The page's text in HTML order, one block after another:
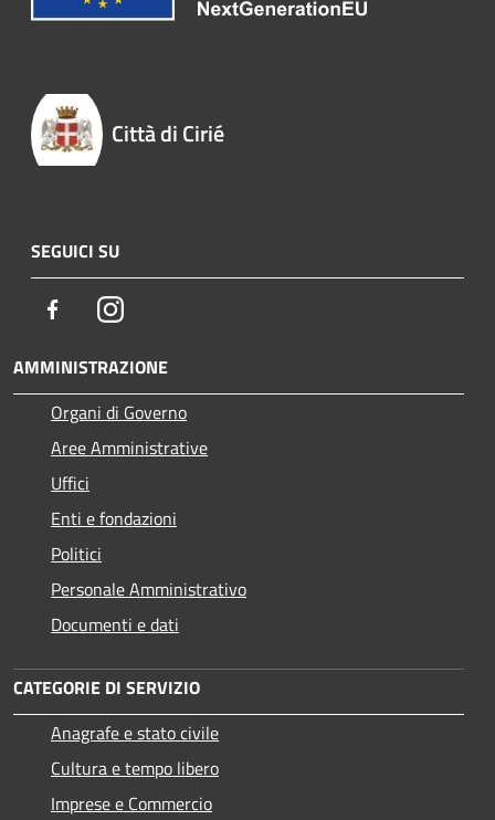
Città di Cirié
SEGUICI SU
FacebookInstagram
AMMINISTRAZIONE
Organi di Governo
Aree Amministrative
Uffici
Enti e fondazioni
Politici
Personale Amministrativo
Documenti e dati
CATEGORIE DI SERVIZIO
Anagrafe e stato civile
Cultura e tempo libero
Imprese e Commercio